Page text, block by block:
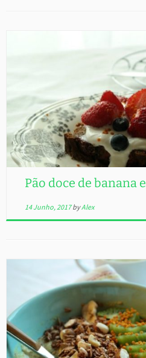
Pão doce de banana
14 Junho, 2017byAlex